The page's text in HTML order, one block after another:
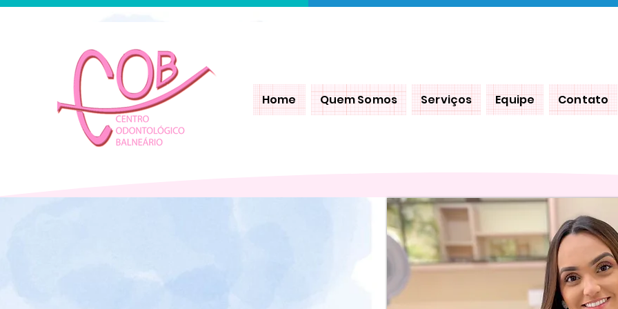
Home Quem Somos Serviços Equipe Contato